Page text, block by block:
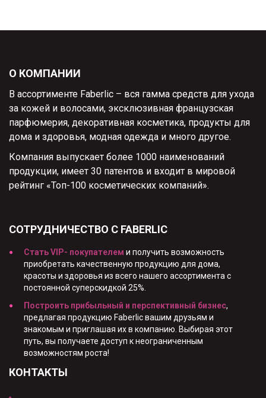
О КОМПАНИИ
В ассортименте Faberlic – вся гамма средств для ухода
за кожей и волосами, эксклюзивная французская
парфюмерия, декоративная косметика, продукты для
дома и здоровья, модная одежда и много другое.
Компания выпускает более 1000 наименований
продукции, имеет 30 патентов и входит в мировой
рейтинг «Топ-100 косметических компаний».
СОТРУДНИЧЕСТВО С FABERLIC
Стать VIP- покупателем и получить возможность
приобретать качественную продукцию для дома,
красоты и здоровья из всего нашего ассортимента с
постоянной суперскидкой 25%.
Построить прибыльный и перспективный бизнес,
предлагая продукцию Faberlic вашим друзьям и
знакомым и приглашая их в компанию. Выбирая этот
путь, вы получаете доступ к неограниченным
возможностям роста!
КОНТАКТЫ